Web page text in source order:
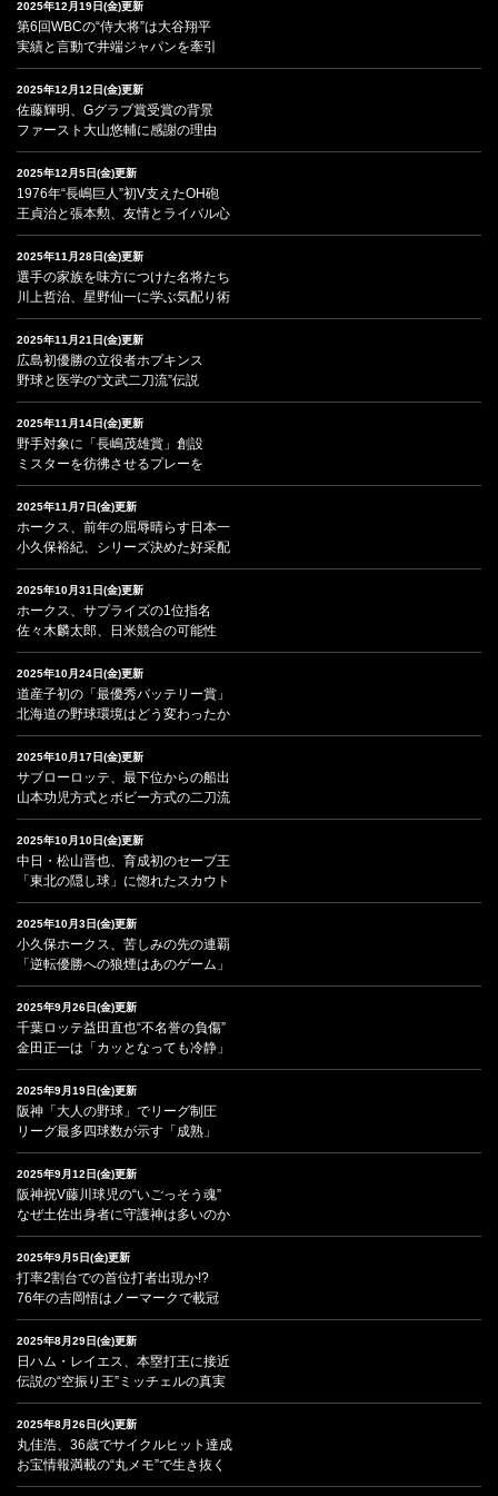
2025年12月19日(金)更新
第6回WBCの“侍大将”は大谷翔平
実績と言動で井端ジャパンを牽引
2025年12月12日(金)更新
佐藤輝明、Gグラブ賞受賞の背景
ファースト大山悠輔に感謝の理由
2025年12月5日(金)更新
1976年“長嶋巨人”初V支えたOH砲
王貞治と張本勲、友情とライバル心
2025年11月28日(金)更新
選手の家族を味方につけた名将たち
川上哲治、星野仙一に学ぶ気配り術
2025年11月21日(金)更新
広島初優勝の立役者ホプキンス
野球と医学の“文武二刀流”伝説
2025年11月14日(金)更新
野手対象に「長嶋茂雄賞」創設
ミスターを彷彿させるプレーを
2025年11月7日(金)更新
ホークス、前年の屈辱晴らす日本一
小久保裕紀、シリーズ決めた好采配
2025年10月31日(金)更新
ホークス、サプライズの1位指名
佐々木麟太郎、日米競合の可能性
2025年10月24日(金)更新
道産子初の「最優秀バッテリー賞」
北海道の野球環境はどう変わったか
2025年10月17日(金)更新
サブローロッテ、最下位からの船出
山本功児方式とボビー方式の二刀流
2025年10月10日(金)更新
中日・松山晋也、育成初のセーブ王
「東北の隠し球」に惚れたスカウト
2025年10月3日(金)更新
小久保ホークス、苦しみの先の連覇
「逆転優勝への狼煙はあのゲーム」
2025年9月26日(金)更新
千葉ロッテ益田直也“不名誉の負傷”
金田正一は「カッとなっても冷静」
2025年9月19日(金)更新
阪神「大人の野球」でリーグ制圧
リーグ最多四球数が示す「成熟」
2025年9月12日(金)更新
阪神祝V藤川球児の“いごっそう魂”
なぜ土佐出身者に守護神は多いのか
2025年9月5日(金)更新
打率2割台での首位打者出現か!?
76年の吉岡悟はノーマークで載冠
2025年8月29日(金)更新
日ハム・レイエス、本塁打王に接近
伝説の“空振り王”ミッチェルの真実
2025年8月26日(火)更新
丸佳浩、36歳でサイクルヒット達成
お宝情報満載の“丸メモ”で生き抜く